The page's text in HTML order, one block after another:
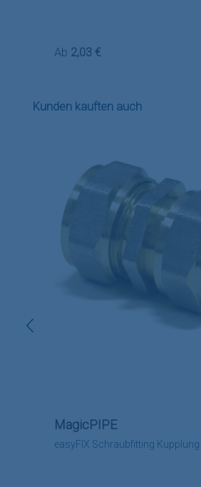
Regulärer Preis:
Ab 2,03 €
Produktgalerie überspringen
Kunden kauften auch
easyFIX Schraubfitting
MagicPIPE